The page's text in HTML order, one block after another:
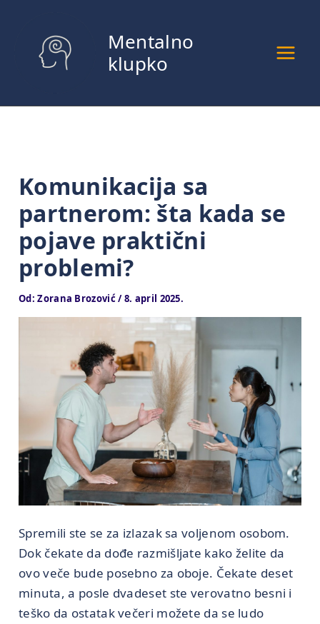
sadržaj
Mentalno
klupko
Komunikacija sa
partnerom: šta kada se
pojave praktični
problemi?
Od: Zorana Brozović/8. april 2025.
Spremili ste se za izlazak sa voljenom osobom.
Dok čekate da dođe razmišljate kako želite da
ovo veče bude posebno za oboje. Čekate deset
minuta, a posle dvadeset ste verovatno besni i
teško da ostatak večeri možete da se ludo